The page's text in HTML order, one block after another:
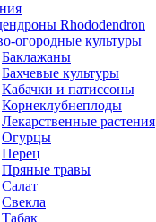
Rhododendron
огородные культуры
Баклажаны
Бахчевые культуры
Кабачки и патиссоны
Корнеклубнеплоды
Лекарственные растения
Огурцы
Перец
Пряные травы
Салат
Свекла
Табак